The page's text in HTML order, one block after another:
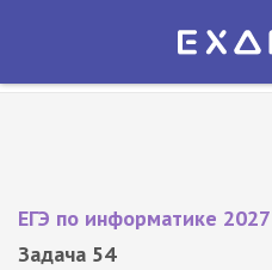
Экзамер — ЕГЭ 2027
ЕГЭ по информатике 2027
Задача 54